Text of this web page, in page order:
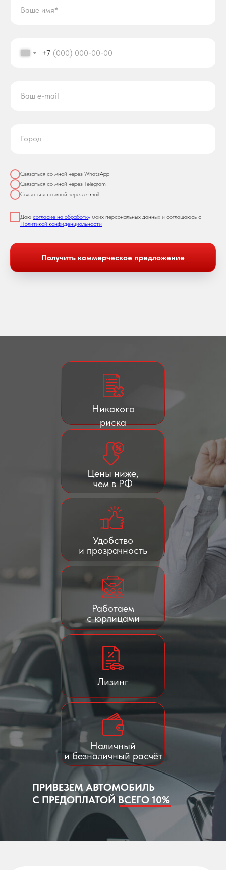
+7
Связаться со мной через WhatsApp
Связаться со мной через Telegram
Связаться со мной через e-mail
Даю согласие на обработку моих персональных данных и соглашаюсь с
Политикой конфиденциальности
Получить коммерческое предложение
Никакого
риска
Цены ниже,
чем в РФ
Удобство
и прозрачность
Работаем
с юрлицами
Лизинг
Наличный
и безналичный расчёт
ПРИВЕЗЕМ АВТОМОБИЛЬ
С ПРЕДОПЛАТОЙ ВСЕГО 10%